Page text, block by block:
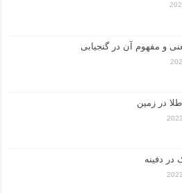
و مفهوم آن در گنجیابی
در زمین
در دفینه